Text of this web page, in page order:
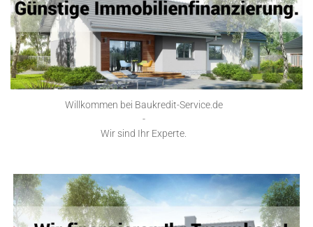
Willkommen bei Baukredit-Service.de
-
Wir sind Ihr Experte.